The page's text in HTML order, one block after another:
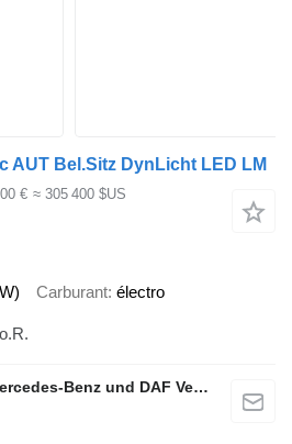
AUT Bel.Sitz DynLicht LED LM
€ ≈ 305 400 $US
Carburant électro
Riess GmbH & Co. KG Mercedes-Benz und DAF Vertragspartner